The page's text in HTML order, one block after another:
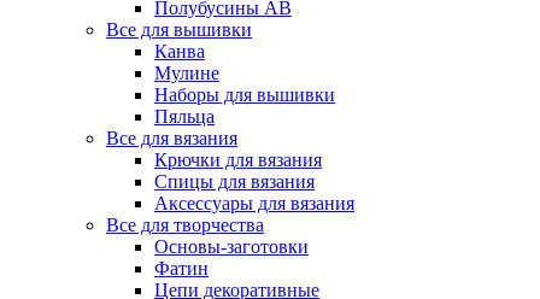
Полубусины AB
Все для вышивки
Канва
Мулине
Наборы для вышивки
Пяльца
Все для вязания
Крючки для вязания
Спицы для вязания
Аксессуары для вязания
Все для творчества
Основы-заготовки
Фатин
Цепи декоративные